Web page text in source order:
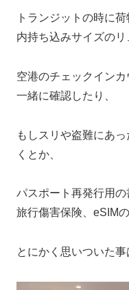
トランジットの時に
内持ち込みサイズのリ
空港のチェックイン
一緒に確認したり、
もしスリや盗難にあ
くとか、
パスポート再発行用
旅行傷害保険、eSIMの
とにかく思いついた事